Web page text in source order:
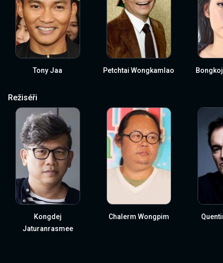
Tony Jaa Petchtai Wongkamlao
Režiséři
Kongdej
Jaturanrasmee
Chalerm Wongpim